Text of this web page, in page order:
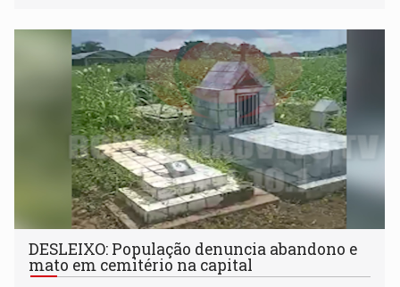
DESLEIXO: População denuncia abandono e
mato em cemitério na capital